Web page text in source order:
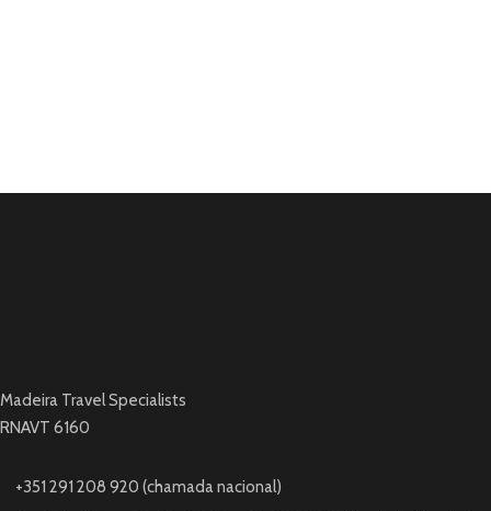
Madeira Travel Specialists
RNAVT 6160
+351 291 208 920 (chamada nacional)